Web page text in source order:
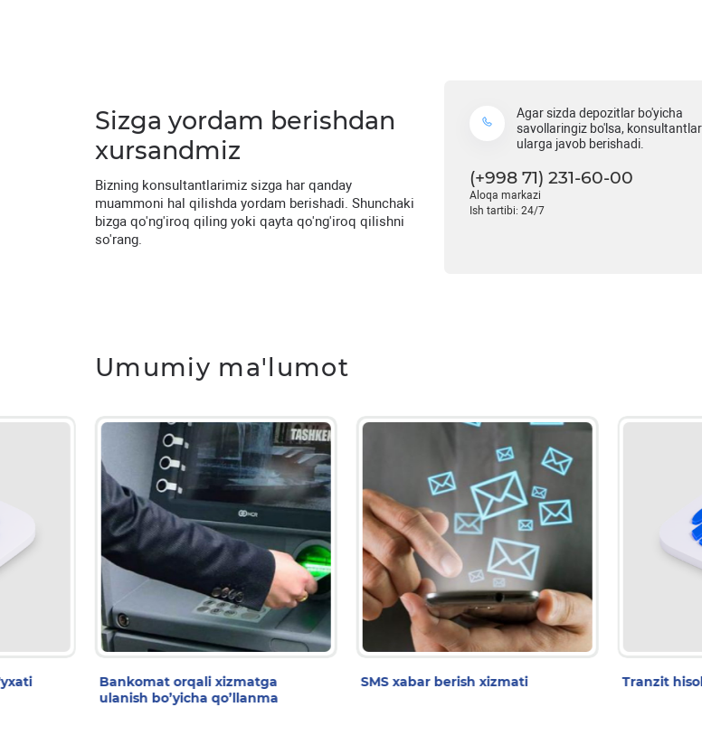
Sizga yordam berishdan
xursandmiz
Bizning konsultantlarimiz sizga har qanday
muammoni hal qilishda yordam berishadi. Shunchaki
bizga qo'ng'iroq qiling yoki qayta qo'ng'iroq qilishni
so'rang.
Agar sizda depozitlar bo'yicha
savollaringiz bo'lsa,
ularga javob berishadi.
(+998 71) 231-60-00
Aloqa markazi
Ish tartibi: 24/7
Umumiy ma'lumot
Bankomat orqali xizmatga
ulanish bo’yicha qo’llanma
SMS xabar berish xizmati Tranzit